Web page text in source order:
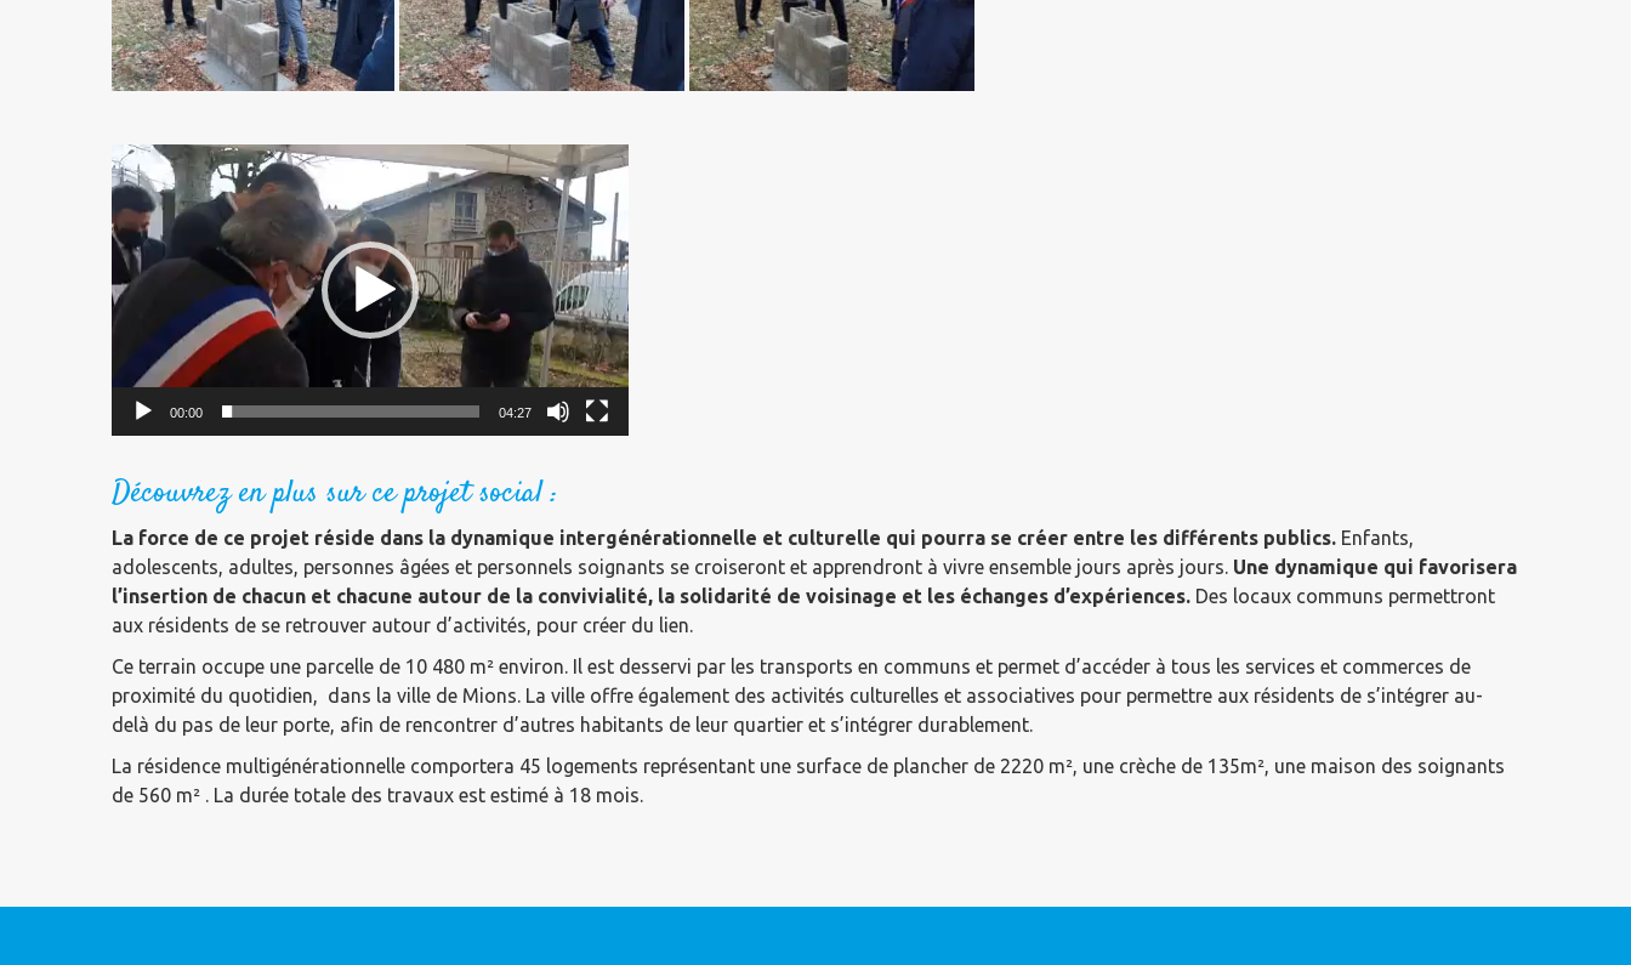
Lecteur
vidéo
00:00 04:27
Découvrez en plus sur ce projet social :
La force de ce projet réside dans la dynamique intergénérationnelle et culturelle qui pourra se créer entre les différents publics. Enfants,
adolescents, adultes, personnes âgées et personnels soignants se croiseront et apprendront à vivre ensemble jours après jours. Une dynamique qui favorisera
l’insertion de chacun et chacune autour de la convivialité, la solidarité de voisinage et les échanges d’expériences. Des locaux communs permettront
aux résidents de se retrouver autour d’activités, pour créer du lien.
Ce terrain occupe une parcelle de 10 480 m² environ. Il est desservi par les transports en communs et permet d’accéder à tous les services et commerces de
proximité du quotidien, dans la ville de Mions. La ville offre également des activités culturelles et associatives pour permettre aux résidents de s’intégrer au-
delà du pas de leur porte, afin de rencontrer d’autres habitants de leur quartier et s’intégrer durablement.
La résidence multigénérationnelle comportera 45 logements représentant une surface de plancher de 2220 m², une crèche de 135m², une maison des soignants
de 560 m² . La durée totale des travaux est estimé à 18 mois.